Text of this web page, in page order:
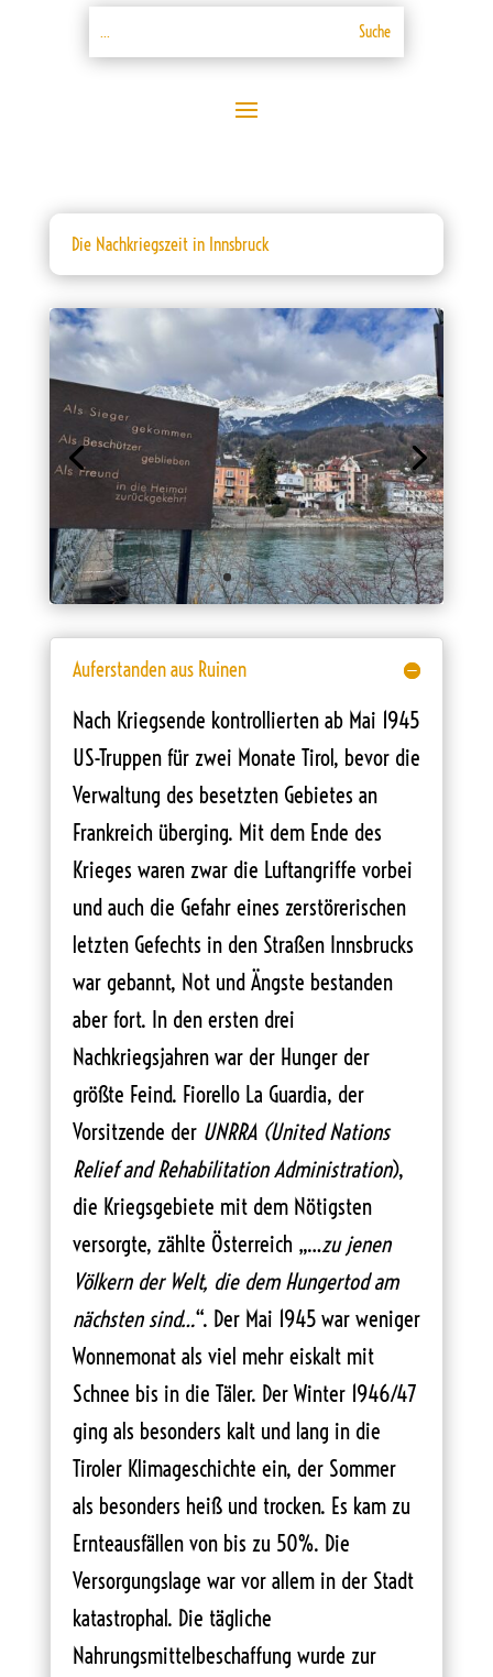
Die Nachkriegszeit in Innsbruck
Auferstanden aus Ruinen
Nach Kriegsende kontrollierten ab Mai 1945
US-Truppen für zwei Monate Tirol, bevor die
Verwaltung des besetzten Gebietes an
Frankreich überging. Mit dem Ende des
Krieges waren zwar die Luftangriffe vorbei
und auch die Gefahr eines zerstörerischen
letzten Gefechts in den Straßen Innsbrucks
war gebannt, Not und Ängste bestanden
aber fort. In den ersten drei
Nachkriegsjahren war der Hunger der
größte Feind. Fiorello La Guardia, der
Vorsitzende der UNRRA (United Nations
Relief and Rehabilitation Administration),
die Kriegsgebiete mit dem Nötigsten
versorgte, zählte Österreich „…zu jenen
Völkern der Welt, die dem Hungertod am
nächsten sind…“. Der Mai 1945 war weniger
Wonnemonat als viel mehr eiskalt mit
Schnee bis in die Täler. Der Winter 1946/47
ging als besonders kalt und lang in die
Tiroler Klimageschichte ein, der Sommer
als besonders heiß und trocken. Es kam zu
Ernteausfällen von bis zu 50%. Die
Versorgungslage war vor allem in der Stadt
katastrophal. Die tägliche
Nahrungsmittelbeschaffung wurde zur